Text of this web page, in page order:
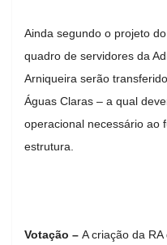
Ainda segundo o projeto
quadro de servidores da
Arniqueira serão
Águas Claras – a qual
operacional necessário ao
estrutura.
Votação – A criação da